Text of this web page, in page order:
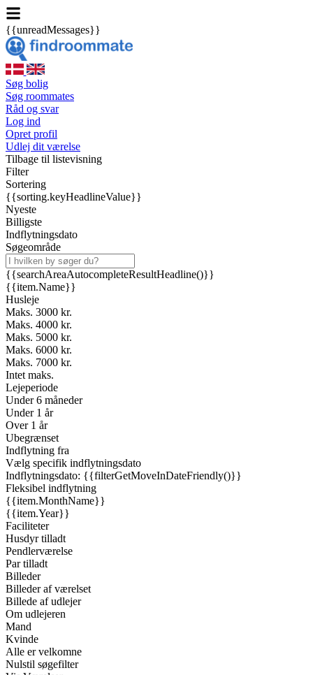
{{unreadMessages}}
Søg bolig
Søg roommates
Råd og svar
Log ind
Opret profil
Udlej dit værelse
Tilbage til listevisning
Filter
Sortering
{{sorting.keyHeadlineValue}}
Nyeste
Billigste
Indflytningsdato
Søgeområde
{{searchAreaAutocompleteResultHeadline()}}
{{item.Name}}
Husleje
Maks. 3000 kr.
Maks. 4000 kr.
Maks. 5000 kr.
Maks. 6000 kr.
Maks. 7000 kr.
Intet maks.
Lejeperiode
Under 6 måneder
Under 1 år
Over 1 år
Ubegrænset
Indflytning fra
Vælg specifik indflytningsdato
Indflytningsdato: {{filterGetMoveInDateFriendly()}}
Fleksibel indflytning
{{item.MonthName}}
{{item.Year}}
Faciliteter
Husdyr tilladt
Pendlerværelse
Par tilladt
Billeder
Billeder af værelset
Billede af udlejer
Om udlejeren
Mand
Kvinde
Alle er velkomne
Nulstil søgefilter